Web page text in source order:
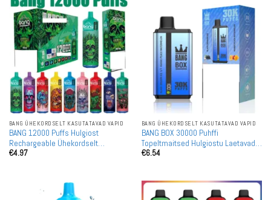
BANG ÜHEKORDSELT KASUTATAVAD VAPID
BANG 12000 Puffs Hulgiost
Rechargeable Ühekordselt
Kasutatavad Vapes Hulgimüük
€4.97
BANG ÜHEKORDSELT KASUTATAVAD VAPID
BANG BOX 30000 Puhffi
Topeltmaitsed Hulgiostu Laetavad
Ühekordsed Vapes Hulgimüük
€6.54